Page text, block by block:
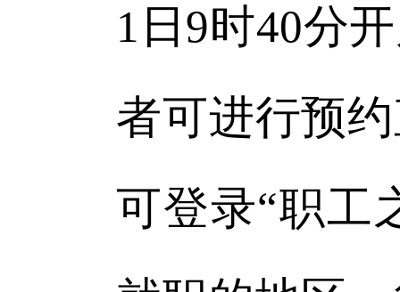
1日9时40分
者可进行预
可登录“职工